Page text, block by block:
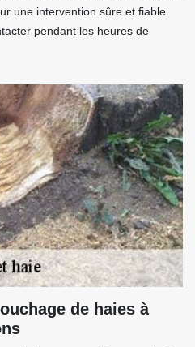
une intervention sûre et fiable.
pendant les heures de
de haies à